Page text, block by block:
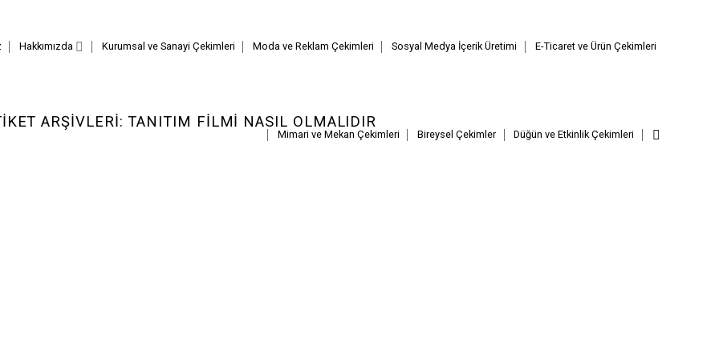
Hakkımızda Kurumsal ve Sanayi Çekimleri Moda ve Reklam Çekimleri Sosyal Medya İçerik Üretimi E-Ticaret ve Ürün Çekimleri
Mimari ve Mekan Çekimleri Bireysel Çekimler Düğün ve Etkinlik Çekimleri
ARŞIVLERI:TANITIM FILMI NASIL OLMALIDIR